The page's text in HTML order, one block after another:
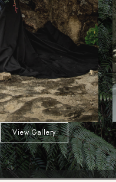
View Gallery